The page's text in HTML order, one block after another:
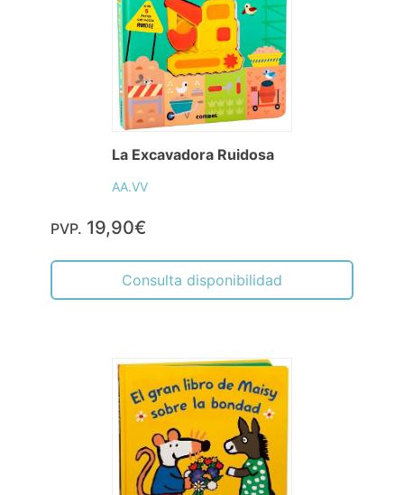
La Excavadora Ruidosa
AA.VV
PVP. 19,90€
Consulta disponibilidad